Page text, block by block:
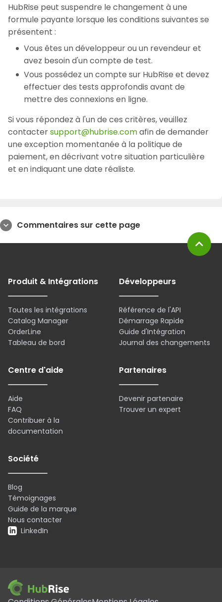
HubRise peut suspendre le changement à une
formule payante lorsque les conditions suivantes se
présentent :
Vous êtes un développeur ou un revendeur et
avez besoin d'un compte de test.
Vous possédez un compte sur HubRise et devez
effectuer des tests approfondis avant de
mettre des connexions en ligne.
Si vous répondez à l'un de ces critères, veuillez
contactersupport@hubrise.comafin de demander
une exception momentanée à la politique de
paiement, en décrivant votre situation particulière
et en indiquant une date réaliste.
expand_more Commentaires sur cette page
Produit & Intégrations
Toutes les intégrations
Catalog Manager
OrderLine
Tableau de bord
Développeurs
Référence de l'API
Démarrage Rapide
Guide d'Intégration
Journal des changements
Centre d'aide
Aide
FAQ
Contribuer à la
documentation
Partenaires
Devenir partenaire
Trouver un expert
Société
Blog
Témoignages
Guide de la marque
Nous contacter
LinkedIn
expand_less